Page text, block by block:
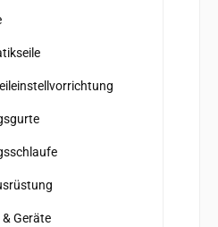
Geräte